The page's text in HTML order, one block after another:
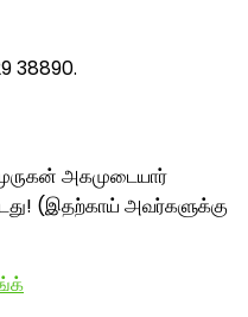
38890.
அகமுடையார்
(இதற்காய் அவர்களுக்கு